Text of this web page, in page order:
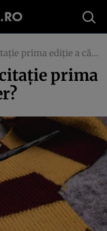
ediție a cărții Harry Potter?
prima